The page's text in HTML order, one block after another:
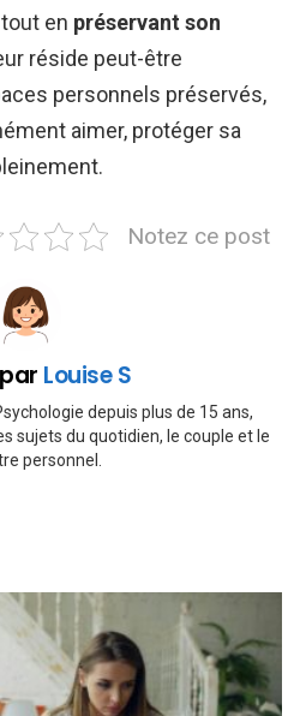
en préservant son
réside peut-être
personnels préservés,
aimer, protéger sa
Notez ce post
Louise S
depuis plus de 15 ans,
sujets du quotidien, le couple et le
personnel.